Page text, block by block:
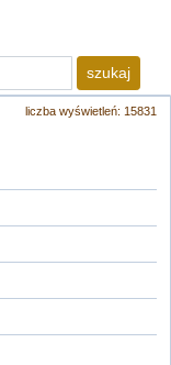
szukaj
liczba wyświetleń: 15831